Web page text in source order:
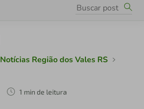
Notícias Região dos Vales RS
1 min de leitura